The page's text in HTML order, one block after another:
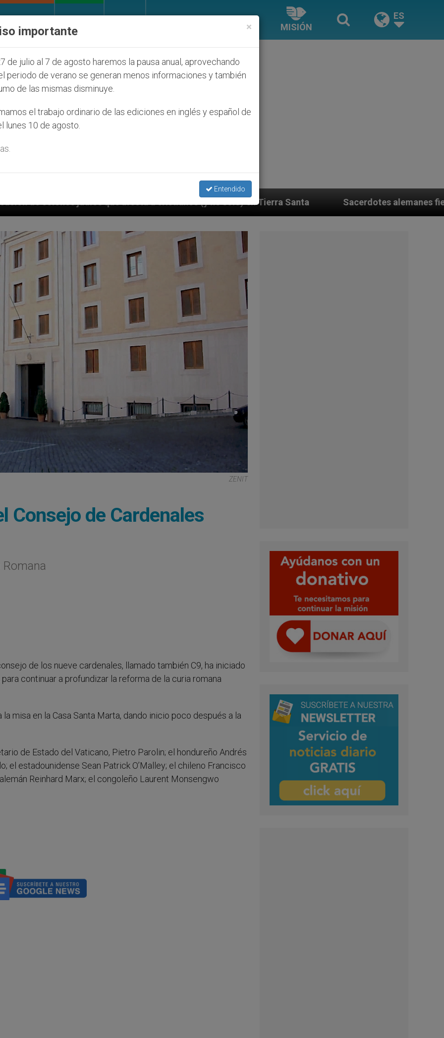
MISIÓN
ES
a cristianos (y no sólo) en Tierra Santa Sacerdotes alemanes fieles al Papa contestan a
ZENIT
Consejo de Cardenales
de los nueve cardenales, llamado también C9, ha iniciado
continuar a profundizar la reforma de la curia romana
misa en la Casa Santa Marta, dando inicio poco después a la
de Estado del Vaticano, Pietro Parolin; el hondureño Andrés
el estadounidense Sean Patrick O’Malley; el chileno Francisco
Reinhard Marx; el congoleño Laurent Monsengwo
×
importante
de julio al 7 de agosto haremos la pausa anual, aprovechando
periodo de verano se generan menos informaciones y también
de las mismas disminuye.
el trabajo ordinario de las ediciones en inglés y español de
lunes 10 de agosto.
Entendido